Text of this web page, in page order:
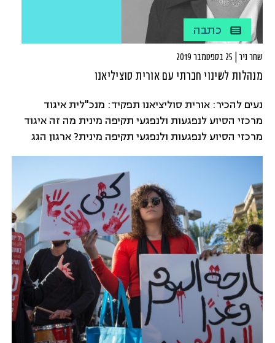
כתבה
שחר ניר | 25 בספטמבר 2019
מנהלות לשינוי חברתי עם אורית סוציליאנו
נעים להכיר: אורית סוליציאנו תפקיד: מנכ"לית איגוד
מרכזי הסיוע לנפגעות ולנפגעי תקיפה מינית מה זה איגוד
מרכזי הסיוע לנפגעות ולנפגעי תקיפה מינית? ארגון הגג
של כל מרכזי הסיוע במדינת ישראל והארגון המוביל
במאבק באלימות המינית בחברה הישראלית. אנחנו
פועלים בגישה רב-תחומית למגר את התופעה הקשה של
אלימות מינית ופועלים מול מערכת אכיפת החוק כמו גם
[…]